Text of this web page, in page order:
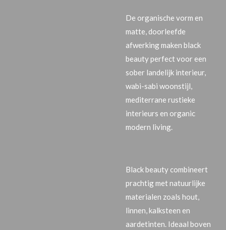
De organische vorm en
matte, doorleefde
afwerking maken black
beauty perfect voor een
sober landelijk interieur,
wabi-sabi woonstijl,
mediterrane rustieke
interieurs en organic
modern living.
Black beauty combineert
prachtig met natuurlijke
materialen zoals hout,
linnen, kalksteen en
aardetinten. Ideaal boven